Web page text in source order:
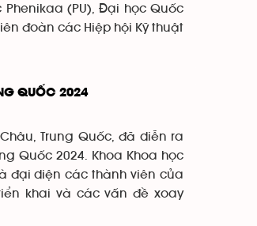
Phenikaa (PU), Đại học Quốc
đoàn các Hiệp hội Kỹ thuật
QUỐC 2024
Trung Quốc, đã diễn ra
Quốc 2024. Khoa Khoa học
đại diện các thành viên của
khai và các vấn đề xoay